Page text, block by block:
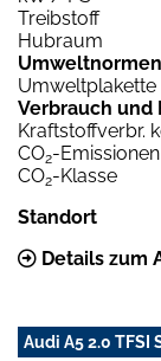
Treibstoff
Hubraum
Umweltplakette
Verbrauch und
Kraftstoffverbr.
CO2-
CO2-Klasse
Standort
Details zum
Audi A5 2.0 TFSI